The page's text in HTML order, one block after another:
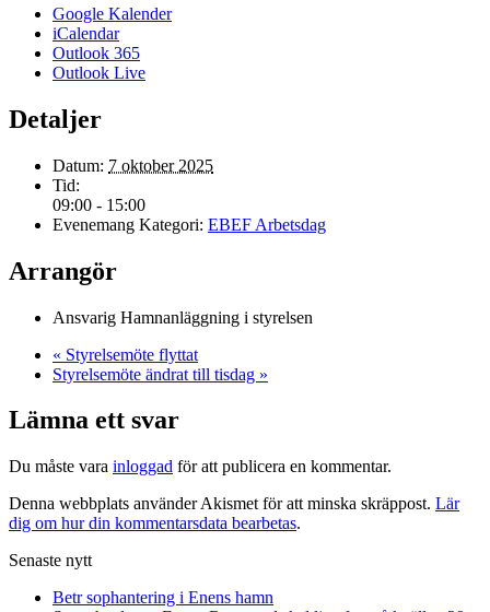
Google Kalender
iCalendar
Outlook 365
Outlook Live
Detaljer
Datum: 7 oktober 2025
Tid:
09:00 - 15:00
Evenemang Kategori: EBEF Arbetsdag
Arrangör
Ansvarig Hamnanläggning i styrelsen
« Styrelsemöte flyttat
Styrelsemöte ändrat till tisdag »
Lämna ett svar
Du måste vara inloggad för att publicera en kommentar.
Denna webbplats använder Akismet för att minska skräppost. Lär
dig om hur din kommentarsdata bearbetas.
Senaste nytt
Betr sophantering i Enens hamn